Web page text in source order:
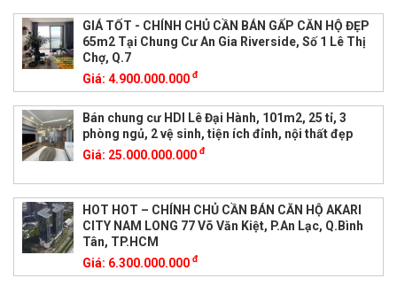
GIÁ TỐT - CHÍNH CHỦ CẦN BÁN GẤP CĂN HỘ ĐẸP
65m2 Tại Chung Cư An Gia Riverside, Số 1 Lê Thị
Chợ, Q.7
Giá: 4.900.000.000 đ
Bán chung cư HDI Lê Đại Hành, 101m2, 25 tỉ, 3
phòng ngủ, 2 vệ sinh, tiện ích đỉnh, nội thất đẹp
Giá: 25.000.000.000 đ
HOT HOT – CHÍNH CHỦ CẦN BÁN CĂN HỘ AKARI
CITY NAM LONG 77 Võ Văn Kiệt, P.An Lạc, Q.Bình
Tân, TP.HCM
Giá: 6.300.000.000 đ